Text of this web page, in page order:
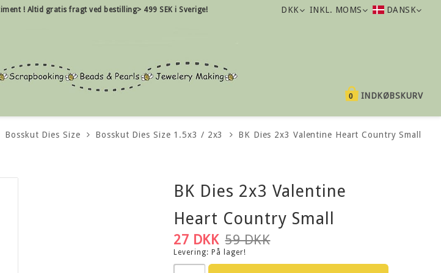
! Altid gratis fragt ved bestilling> 499 SEK i Sverige! DKK INKL. MOMS DANSK
INDKØBSKURV
0
Bosskut Dies Size Bosskut Dies Size 1.5x3 / 2x3 BK Dies 2x3 Valentine Heart Country Small
BK Dies 2x3 Valentine
Heart Country Small
59 DKK
27 DKK
Levering: På lager!